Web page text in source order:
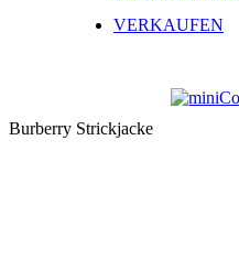
VERKAUFEN
Burberry Strickjacke